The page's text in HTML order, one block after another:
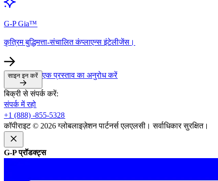
G-P Gia™​​
कृत्रिम बुद्धिमत्ता-संचालित कंप्लाएन्स इंटेलीजेंस।​​
साइन इन करें​​ एक प्रस्ताव का अनुरोध करें​​
बिक्री से संपर्क करें:​​
संपर्क में रहो​​
+1 (888) -855-5328​​
कॉपीराइट © 2026 ग्लोबलाइज़ेशन पार्टनर्स एलएलसी। सर्वाधिकार सुरक्षित।​​
G-P प्रॉडक्ट्स​​